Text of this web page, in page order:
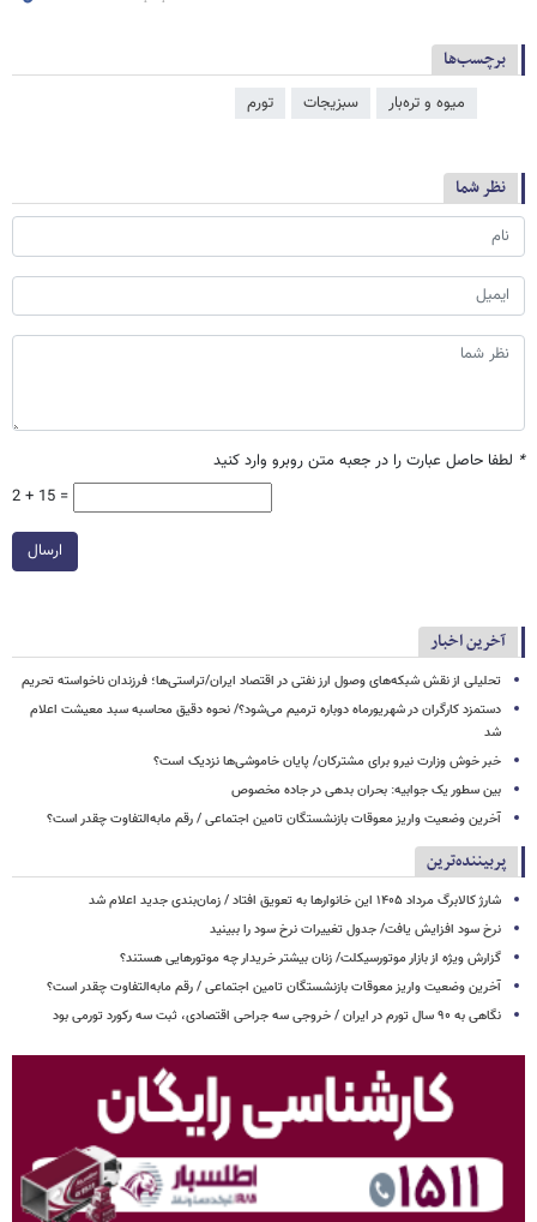
برچسب‌ها
میوه و تره‌بار سبزیجات تورم
نظر شما
* لطفا حاصل عبارت را در جعبه متن روبرو وارد کنید
2 + 15 =
ارسال
آخرین اخبار
تحلیلی از نقش شبکه‌های وصول ارز نفتی در اقتصاد ایران/تراستی‌ها؛ فرزندان ناخواسته تحریم
دستمزد کارگران در شهریورماه دوباره ترمیم می‌شود؟/ نحوه دقیق محاسبه سبد معیشت اعلام
شد
خبر خوش وزارت نیرو برای مشترکان/ پایان خاموشی‌ها نزدیک است؟
بین سطور یک جوابیه: بحران بدهی در جاده مخصوص
آخرین وضعیت واریز معوقات بازنشستگان تامین اجتماعی / رقم مابه‌التفاوت چقدر است؟
پربیننده‌ترین
شارژ کالابرگ مرداد ۱۴۰۵ این خانوارها به تعویق افتاد / زمان‌بندی جدید اعلام شد
نرخ سود افزایش یافت/ جدول تغییرات نرخ سود را ببینید
گزارش ویژه از بازار موتورسیکلت/ زنان بیشتر خریدار چه موتورهایی هستند؟
آخرین وضعیت واریز معوقات بازنشستگان تامین اجتماعی / رقم مابه‌التفاوت چقدر است؟
نگاهی به ۹۰ سال تورم در ایران / خروجی سه جراحی اقتصادی، ثبت سه رکورد تورمی بود